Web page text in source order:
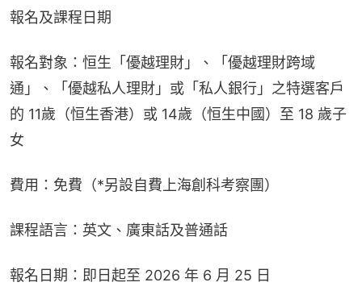
報名及課程日期
報名對象：恒生「優越理財」、「優越理財跨域
通」、「優越私人理財」或「私人銀行」之特選客戶
的 11歲（恒生香港）或 14歲（恒生中國）至 18 歲子
女
費用：免費（*另設自費上海創科考察團）
課程語言：英文、廣東話及普通話
報名日期：即日起至 2026 年 6 月 25 日